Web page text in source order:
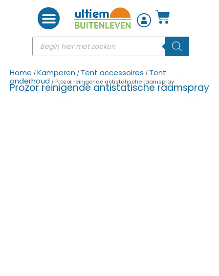
Home /Kamperen / Tent accessoires / Tent
onderhoud / Prozor reinigende antistatische raamspray
Prozor reinigende antistatische raamspray